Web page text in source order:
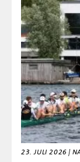
23. JULI 2026 |